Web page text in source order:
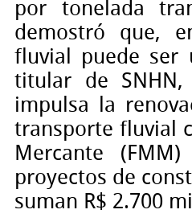
por tonelada
demostró que,
fluvial puede ser
titular de
impulsa la
transporte fluvial
Mercante
proyectos de
suman R$ 2.700